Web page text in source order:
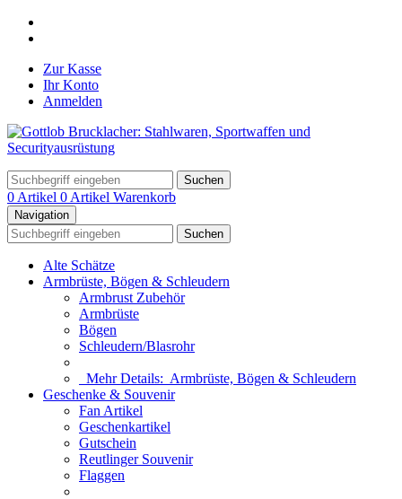
Zur Kasse
Ihr Konto
Anmelden
Suchen
0 Artikel 0 Artikel Warenkorb
Navigation
Suchen
Alte Schätze
Armbrüste, Bögen & Schleudern
Armbrust Zubehör
Armbrüste
Bögen
Schleudern/Blasrohr
Mehr Details: Armbrüste, Bögen & Schleudern
Geschenke & Souvenir
Fan Artikel
Geschenkartikel
Gutschein
Reutlinger Souvenir
Flaggen